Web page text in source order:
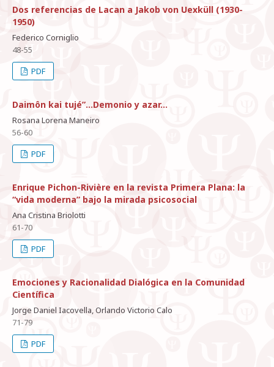
Dos referencias de Lacan a Jakob von Uexküll (1930-
1950)
Federico Corniglio
48-55
PDF
Daimôn kai tujé”…Demonio y azar…
Rosana Lorena Maneiro
56-60
PDF
Enrique Pichon-Rivière en la revista Primera Plana: la
“vida moderna” bajo la mirada psicosocial
Ana Cristina Briolotti
61-70
PDF
Emociones y Racionalidad Dialógica en la Comunidad
Científica
Jorge Daniel Iacovella, Orlando Victorio Calo
71-79
PDF